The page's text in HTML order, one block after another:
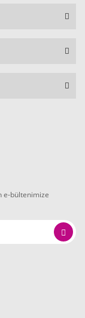
e-bültenimize